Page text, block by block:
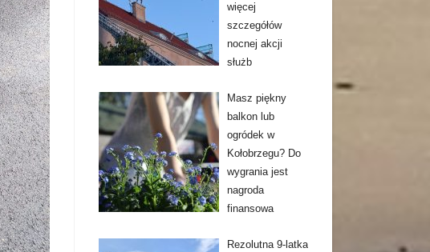
więcej
szczegółów
nocnej akcji
służb
Masz piękny
balkon lub
ogródek w
Kołobrzegu? Do
wygrania jest
nagroda
finansowa
Rezolutna 9-latka